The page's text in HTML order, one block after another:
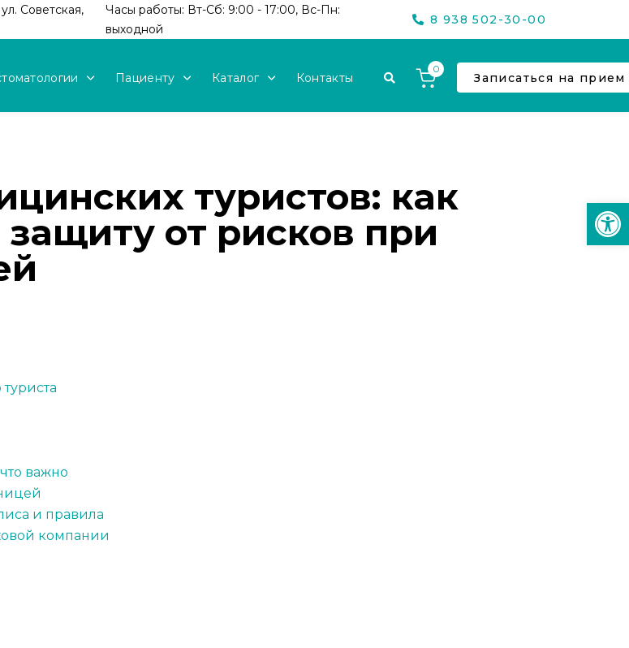
Советская,
Часы работы: Вт-Сб: 9:00 - 17:00, Вс-Пн:
выходной
8 938 502-30-00
Пациенту Каталог Контакты
0
Записаться на прием
туристов: как
от рисков при
важно
и правила
компании